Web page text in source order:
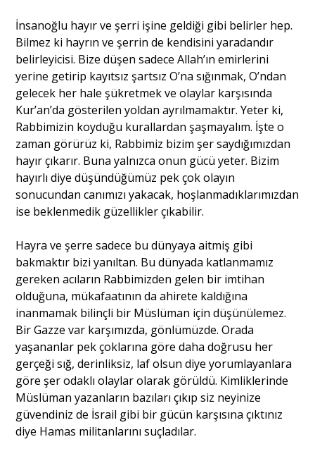
Yazarlar
Eğitim
Dosya Haber
Ankara Analiz
Sağlık
İnsanoğlu hayır ve şerri işine geldiği gibi belirler hep.
Bilmez ki hayrın ve şerrin de kendisini yaradandır
belirleyicisi. Bize düşen sadece Allah’ın emirlerini
yerine getirip kayıtsız şartsız O’na sığınmak, O’ndan
gelecek her hale şükretmek ve olaylar karşısında
Kur’an’da gösterilen yoldan ayrılmamaktır. Yeter ki,
Rabbimizin koyduğu kurallardan şaşmayalım. İşte o
zaman görürüz ki, Rabbimiz bizim şer saydığımızdan
hayır çıkarır. Buna yalnızca onun gücü yeter. Bizim
hayırlı diye düşündüğümüz pek çok olayın
sonucundan canımızı yakacak, hoşlanmadıklarımızdan
ise beklenmedik güzellikler çıkabilir.
Hayra ve şerre sadece bu dünyaya aitmiş gibi
bakmaktır bizi yanıltan. Bu dünyada katlanmamız
gereken acıların Rabbimizden gelen bir imtihan
olduğuna, mükafaatının da ahirete kaldığına
inanmamak bilinçli bir Müslüman için düşünülemez.
Bir Gazze var karşımızda, gönlümüzde. Orada
yaşananlar pek çoklarına göre daha doğrusu her
gerçeği sığ, derinliksiz, laf olsun diye yorumlayanlara
göre şer odaklı olaylar olarak görüldü. Kimliklerinde
Müslüman yazanların bazıları çıkıp siz neyinize
güvendiniz de İsrail gibi bir gücün karşısına çıktınız
diye Hamas militanlarını suçladılar.